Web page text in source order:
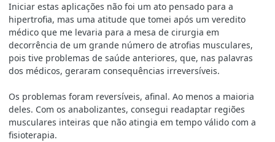
Iniciar estas aplicações não foi um ato pensado para a
hipertrofia, mas uma atitude que tomei após um veredito
médico que me levaria para a mesa de cirurgia em
decorrência de um grande número de atrofias musculares,
pois tive problemas de saúde anteriores, que, nas palavras
dos médicos, geraram consequências irreversíveis.
Os problemas foram reversíveis, afinal. Ao menos a maioria
deles. Com os anabolizantes, consegui readaptar regiões
musculares inteiras que não atingia em tempo válido com a
fisioterapia.